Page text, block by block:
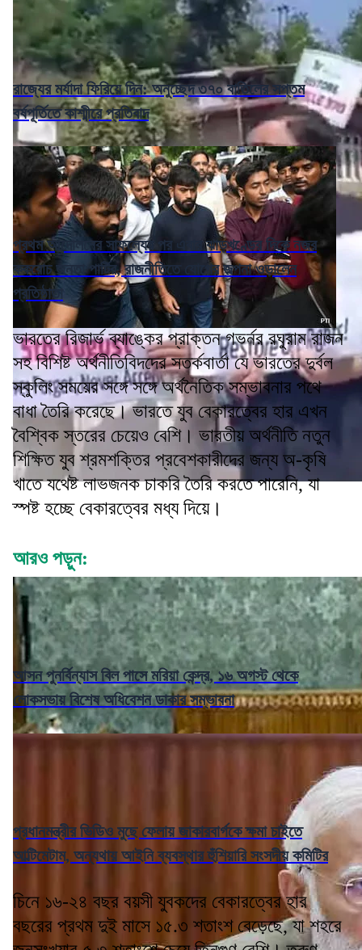
রাজ্যের মর্যাদা ফিরিয়ে দিন: অনুচ্ছেদ ৩৭০ বাতিলের সপ্তম
বর্ষপূর্তিতে কাশ্মীরে প্রতিবাদ
প্রথম আন্দোলনের সাফল্যের পর এবার ঝাড়খণ্ডের দিকে নজর
ককরোচ জনতা পার্টির, রাজনীতিতে যোগের জল্পনা ওড়ালেন
প্রতিষ্ঠাতা
ভারতের রিজার্ভ ব্যাঙ্কের প্রাক্তন গভর্নর রঘুরাম রাজন
সহ বিশিষ্ট অর্থনীতিবিদদের সতর্কবার্তা যে ভারতের দুর্বল
স্কুলিং সময়ের সঙ্গে সঙ্গে অর্থনৈতিক সম্ভাবনার পথে
বাধা তৈরি করেছে। ভারতে যুব বেকারত্বের হার এখন
বৈশ্বিক স্তরের চেয়েও বেশি। ভারতীয় অর্থনীতি নতুন
শিক্ষিত যুব শ্রমশক্তির প্রবেশকারীদের জন্য অ-কৃষি
খাতে যথেষ্ট লাভজনক চাকরি তৈরি করতে পারেনি, যা
স্পষ্ট হচ্ছে বেকারত্বের মধ্য দিয়ে।
আরও পড়ুন:
আসন পুনর্বিন্যাস বিল পাসে মরিয়া কেন্দ্র, ১৬ অগস্ট থেকে
লোকসভায় বিশেষ অধিবেশন ডাকার সম্ভাবনা
প্রধানমন্ত্রীর ভিডিও মুছে ফেলায় জাকারবার্গকে ক্ষমা চাইতে
আল্টিমেটাম, অন্যথায় আইনি ব্যবস্থার হুঁশিয়ারি সংসদীয় কমিটির
চিনে ১৬-২৪ বছর বয়সী যুবকদের বেকারত্বের হার
বছরের প্রথম দুই মাসে ১৫.৩ শতাংশ বেড়েছে, যা শহরে